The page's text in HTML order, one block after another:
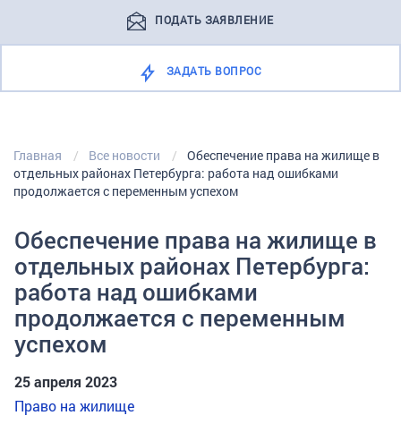
ПОДАТЬ ЗАЯВЛЕНИЕ
ЗАДАТЬ ВОПРОС
Главная Все новости
Обеспечение права на жилище в
отдельных районах Петербурга: работа над ошибками
продолжается с переменным успехом
Обеспечение права на жилище в
отдельных районах Петербурга:
работа над ошибками
продолжается с переменным
успехом
25 апреля 2023
Право на жилище